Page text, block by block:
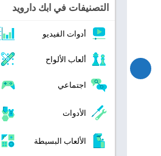
التصنيفات في ابك دارويد
أدوات الفيديو
ألعاب الألواح
اجتماعي
الأدوات
الألعاب البسيطة